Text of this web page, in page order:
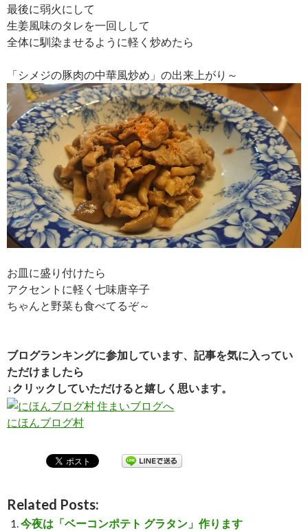
最後に弱火にして
生姜風味のタレを一回しして
全体に馴染ませるように軽く炒めたら
「シメジの豚肉の中華風炒め」の出来上がり～
お皿に盛り付けたら
アクセントに軽く七味唐辛子
ちゃんと野菜も食べてるぞ～
ブログランキングに参加しています、記事を気に入ってい
ただけましたら
↓クリックしていただけると嬉しく思います。
にほんブログ村
Related Posts:
今夜は「ベーコンポテト グラタン」作ります